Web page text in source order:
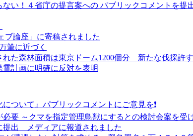
い！４省庁の提言案への パブリックコメントを提
ブ論座」に寄稿されました
に近づく
た森林面積は東京ドーム1200個分 新たな伐採許
計画に明確に反対を表明
ついて』パブリックコメントにご意見を❗
要 ～クマを指定管理鳥獣にするとの検討会案を受
提出 メディアに報道されました